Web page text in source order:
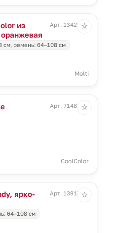
из
Арт. 13425.20
см, ремень: 64–108 см
Molti
☆
Арт. 71487.14
CoolColor
☆
ярко-
Арт. 13917.40
64–108 см
☆